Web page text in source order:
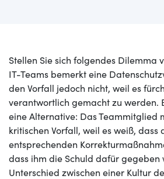
Stellen Sie sich folgendes Dilemma
IT-Teams bemerkt eine
den Vorfall jedoch nicht, weil es
verantwortlich gemacht zu werden.
eine Alternative: Das Teammitglied
kritischen Vorfall, weil es weiß, dass
entsprechenden
dass ihm die Schuld dafür gegeben
Unterschied zwischen einer Kultur